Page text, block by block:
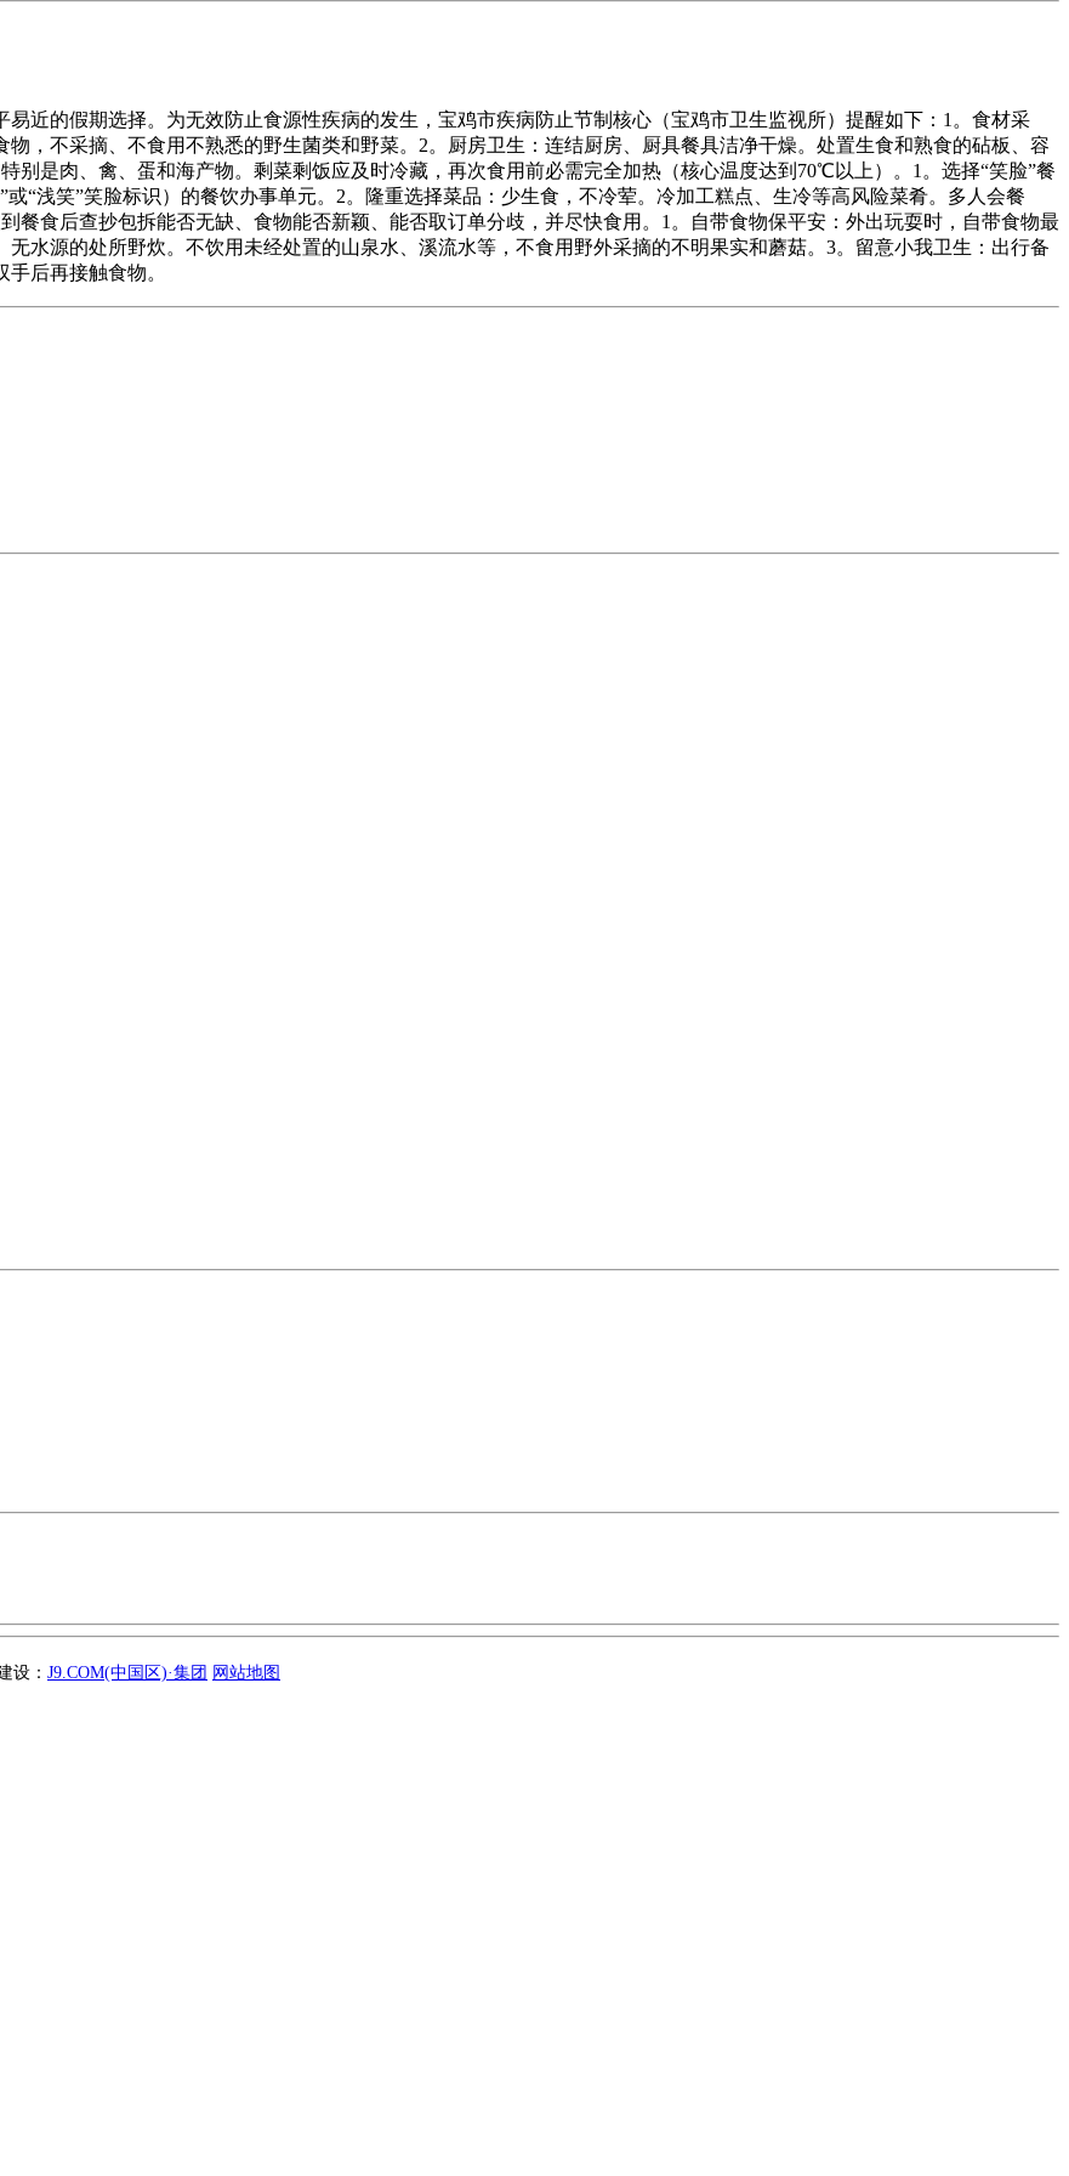
的假期选择。为无效防止食源性疾病的发生，宝鸡市疾病防止节制核心（宝鸡市卫生监视所）提醒如下：1。食材采
，不采摘、不食用不熟悉的野生菌类和野菜。2。厨房卫生：连结厨房、厨具餐具洁净干燥。处置生食和熟食的砧板、容
别是肉、禽、蛋和海产物。剩菜剩饭应及时冷藏，再次食用前必需完全加热（核心温度达到70℃以上）。1。选择“笑脸”餐
“浅笑”笑脸标识）的餐饮办事单元。2。隆重选择菜品：少生食，不冷荤。冷加工糕点、生冷等高风险菜肴。多人会餐
餐食后查抄包拆能否无缺、食物能否新颖、能否取订单分歧，并尽快食用。1。自带食物保平安：外出玩耍时，自带食物最
水源的处所野炊。不饮用未经处置的山泉水、溪流水等，不食用野外采摘的不明果实和蘑菇。3。留意小我卫生：出行备
后再接触食物。
设： J9.COM(中国区)·集团 网站地图